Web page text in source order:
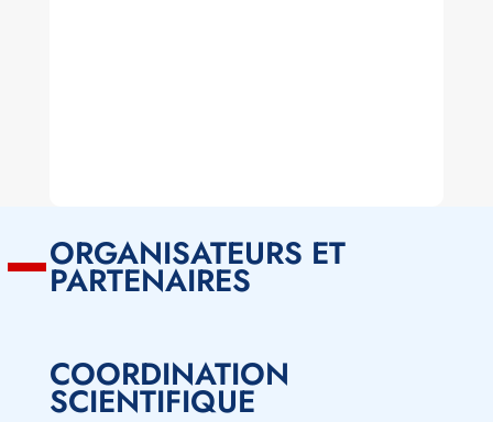
ORGANISATEURS ET
PARTENAIRES
COORDINATION
SCIENTIFIQUE